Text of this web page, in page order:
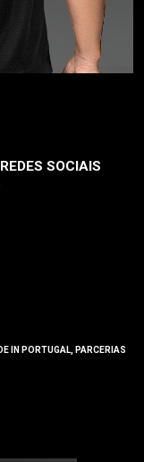
SOCIAIS
IN PORTUGAL, PARCERIAS